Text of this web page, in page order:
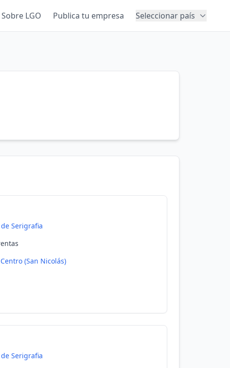
Sobre LGO Publica tu empresa Seleccionar país
Serigrafia
Centro (San Nicolás)
Serigrafia